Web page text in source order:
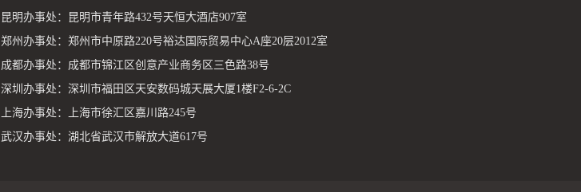
昆明办事处：昆明市青年路432号天恒大酒店907室
郑州办事处：郑州市中原路220号裕达国际贸易中心A座20层2012室
成都办事处：成都市锦江区创意产业商务区三色路38号
深圳办事处：深圳市福田区天安数码城天展大厦1楼F2-6-2C
上海办事处：上海市徐汇区嘉川路245号
武汉办事处：湖北省武汉市解放大道617号